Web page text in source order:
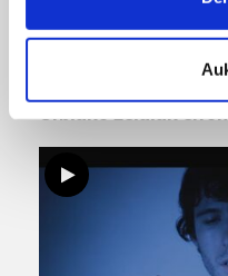
Identify your
specific
Guk eta gure bazkideek
prozesatzen ditugu, zure
teknologia erabiliz,
Urbiako zelaiak